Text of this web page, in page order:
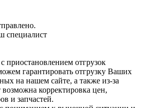
специалист
приостановлением отгрузок
гарантировать отгрузку Ваших
на нашем сайте, а также из-за
корректировка цен,
и запчастей.